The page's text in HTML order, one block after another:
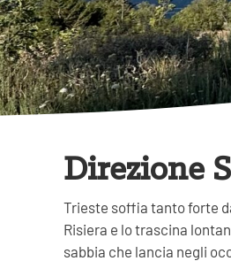
Direzione
Trieste soffia tanto forte
Risiera e lo trascina
sabbia che lancia negli